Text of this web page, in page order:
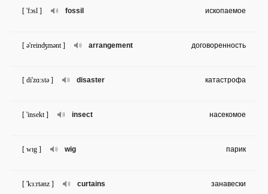
fossil
[ 'fɔsl ] ископаемое
arrangement
[ ə'reinʤmənt ] договоренность
disaster
[ di'zɑ:stə ] катастрофа
insect
[ 'insekt ] насекомое
wig
[ wɪg ] парик
curtains
[ 'kɜ:rtənz ] занавески